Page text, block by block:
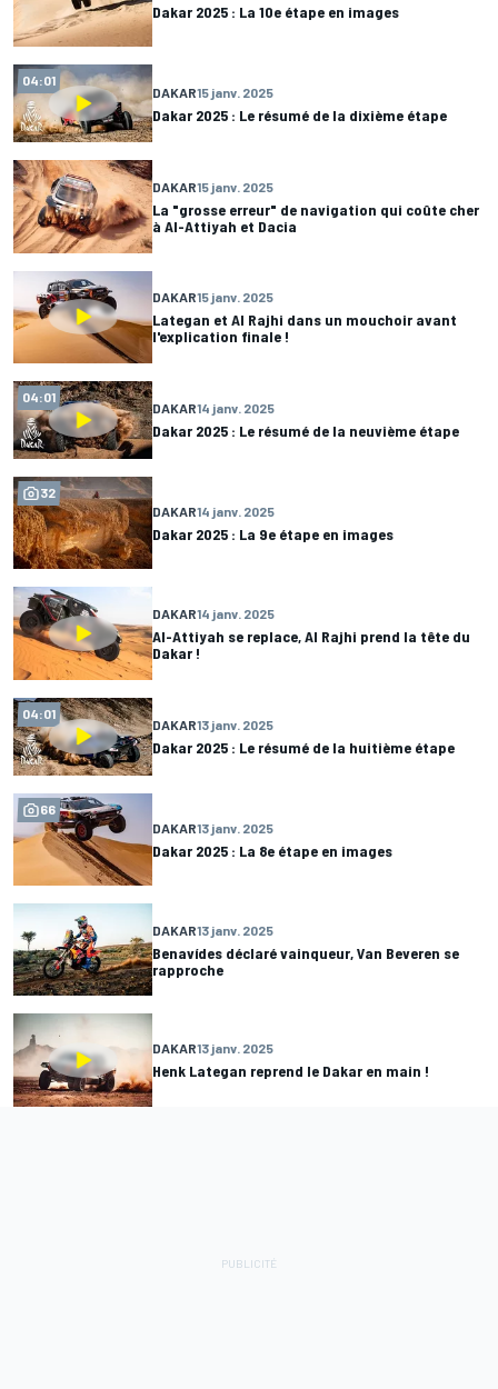
Dakar 2025 : La 10e étape en images
04:01
DAKAR15 janv. 2025
Dakar 2025 : Le résumé de la dixième étape
DAKAR15 janv. 2025
La "grosse erreur" de navigation qui coûte cher
à Al-Attiyah et Dacia
DAKAR15 janv. 2025
Lategan et Al Rajhi dans un mouchoir avant
l'explication finale !
04:01
DAKAR14 janv. 2025
Dakar 2025 : Le résumé de la neuvième étape
32
DAKAR14 janv. 2025
Dakar 2025 : La 9e étape en images
DAKAR14 janv. 2025
Al-Attiyah se replace, Al Rajhi prend la tête du
Dakar !
04:01
DAKAR13 janv. 2025
Dakar 2025 : Le résumé de la huitième étape
66
DAKAR13 janv. 2025
Dakar 2025 : La 8e étape en images
DAKAR13 janv. 2025
Benavídes déclaré vainqueur, Van Beveren se
rapproche
DAKAR13 janv. 2025
Henk Lategan reprend le Dakar en main !